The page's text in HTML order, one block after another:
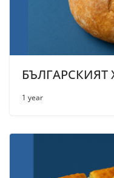
1 year